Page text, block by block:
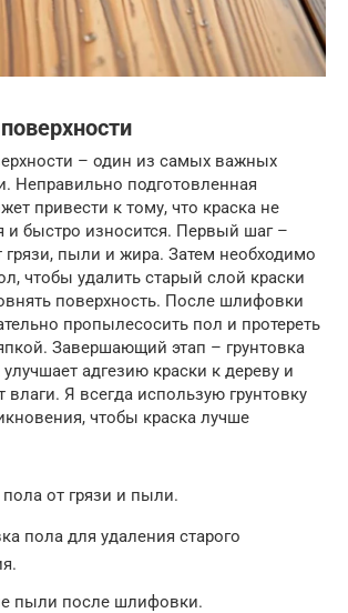
– один из самых важных
Неправильно подготовленная
привести к тому, что краска не
и быстро износится. Первый шаг –
грязи, пыли и жира. Затем необходимо
чтобы удалить старый слой краски
поверхность. После шлифовки
пропылесосить пол и протереть
Завершающий этап – грунтовка
улучшает адгезию краски к дереву и
влаги. Я всегда использую грунтовку
чтобы краска лучше
от грязи и пыли.
пола для удаления старого
пыли после шлифовки.